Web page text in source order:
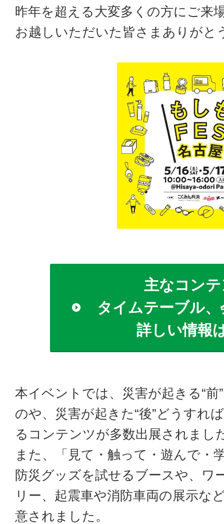
昨年を超える大変多くの方にご来
お越しいただいた皆さまありがと
主なコン
タイムテーブル
詳しい情報
本イベントでは、災害が起きる“
のや、災害が起きた“後”どうすれ
るコンテンツが多数出展されまし
また、「見て・触って・遊んで・
防災グッズを試せるブースや、ワ
リー、起震車や消防車両の展示な
意されました。